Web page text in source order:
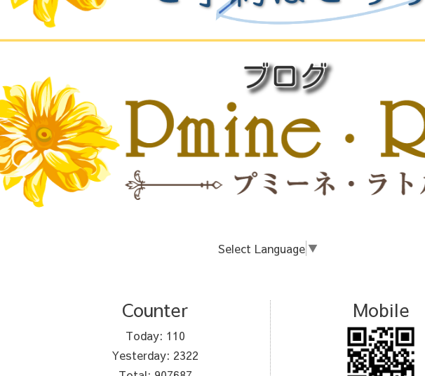
Select Language ▼
Counter
Today: 110
Yesterday: 2322
Mobile